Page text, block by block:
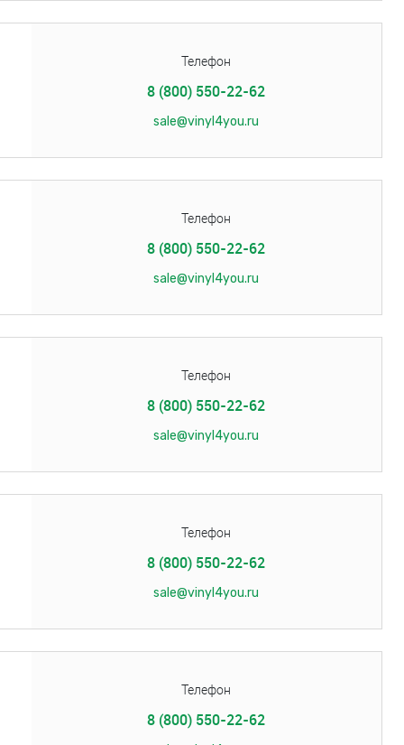
Телефон
8 (800) 550-22-62
sale@vinyl4you.ru
Телефон
8 (800) 550-22-62
sale@vinyl4you.ru
Телефон
8 (800) 550-22-62
sale@vinyl4you.ru
Телефон
8 (800) 550-22-62
sale@vinyl4you.ru
Телефон
8 (800) 550-22-62